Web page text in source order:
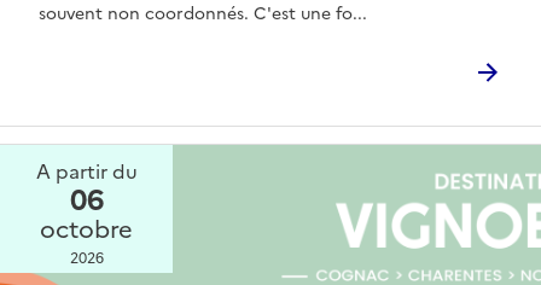
souvent non coordonnés. C'est une fo...
A partir du
06
octobre
2026